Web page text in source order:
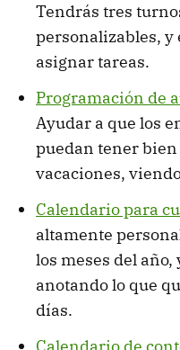
Tendrás tres
personalizables, y
asignar tareas.
Programación de
Ayudar a que los
puedan tener
vacaciones,
Calendario para
altamente
los meses del año,
anotando lo que
días.